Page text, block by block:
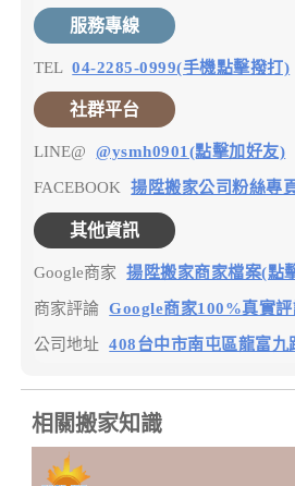
服務專線
TEL 04-2285-0999(手機點擊撥打)
社群平台
LINE@ @ysmh0901(點擊加好友)
FACEBOOK 揚陞搬家公司粉絲專
其他資訊
Google商家 揚陞搬家商家檔案(點
商家評論 Google商家100%真實
公司地址 408台中市南屯區龍富
相關搬家知識